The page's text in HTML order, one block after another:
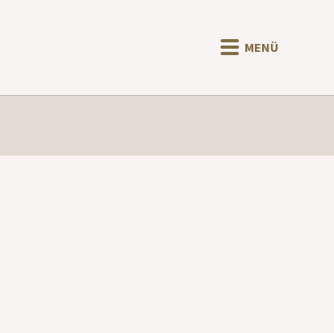
MENÜ